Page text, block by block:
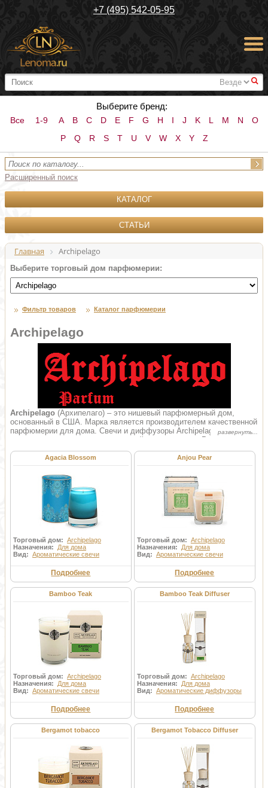
+7 (495) 542-05-95
#
Выберите бренд:
Все 1-9 A B C D E F G H I J K L M N
O
P
Q R S T U V W X Y Z
Расширенный поиск
КАТАЛОГ
СТАТЬИ
Главная Archipelago
Выберите торговый дом парфюмерии:
Фильтр товаров Каталог парфюмерии
Archipelago
Archipelago (Архипелаго) – это нишевый парфюмерный дом,
основанный в США. Марка является производителем качественной
парфюмерии для дома. Свечи и диффузоры Archipelago,
создаются на базе оздоровительной ароматерапии. Растительные
формулы в превосходном исполнении, позволят вам найти
гармонию и покой, и по-настоящему расслабиться, после долгого
Agacia Blossom
Торговый дом: Archipelago
Назначения: Для дома
Вид: Ароматические свечи
Подробнее
Anjou Pear
Торговый дом: Archipelago
Назначения: Для дома
Вид: Ароматические свечи
Подробнее
Bamboo Teak
Торговый дом: Archipelago
Назначения: Для дома
Вид: Ароматические свечи
Подробнее
Bamboo Teak Diffuser
Торговый дом: Archipelago
Назначения: Для дома
Вид: Ароматические диффузоры
Подробнее
Bergamot tobacco Bergamot Tobacco Diffuser